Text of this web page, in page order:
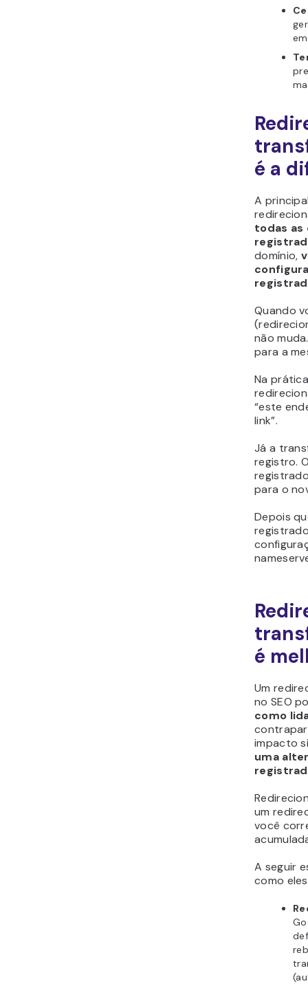
é a
A
todas
domínio,
Quando
não
para a
Na
“este
link”.
Já a
registro.
para o
Depois
é
Um
no SEO
como
impacto
uma
um
você
A seguir
como